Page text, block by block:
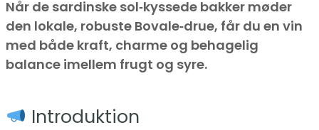
Når de sardinske sol‑kyssede bakker møder
den lokale, robuste Bovale‑drue, får du en vin
med både kraft, charme og behagelig
balance imellem frugt og syre.
Introduktion